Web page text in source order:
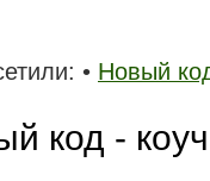
• Новый
код -